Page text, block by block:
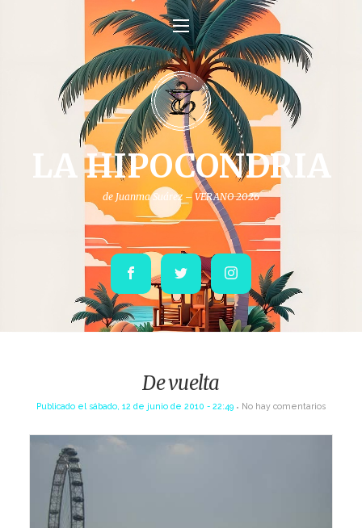
LA HIPOCONDRIA
de Juanma Suárez – VERANO 2026
Facebook Twitter Instagram
De vuelta
Publicado el sábado, 12 de junio de 2010 - 22:49 No hay comentarios